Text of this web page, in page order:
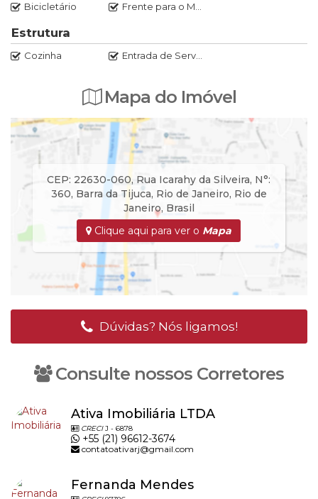
Bicicletário Frente para o Mar
Estrutura
Cozinha Entrada de Serviço
Mapa do Imóvel
CEP: 22630-060, Rua Icarahy da Silveira, N°:
360, Barra da Tijuca, Rio de Janeiro, Rio de
Janeiro, Brasil
Clique aqui para ver o Mapa
Dúvidas? Nós ligamos!
Consulte nossos Corretores
Ativa Imobiliária LTDA
CRECIJ - 6878
+55 (21) 96612-3674
contatoativarj@gmail.com
Fernanda Mendes